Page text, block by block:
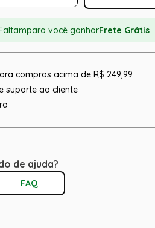
para você ganharFrete Grátis
compras acima de R$ 249,99
suporte ao cliente
de ajuda?
FAQ